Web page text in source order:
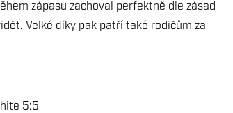
zápasu zachoval perfektně dle zásad
Velké díky pak patří také rodičům za
5:5